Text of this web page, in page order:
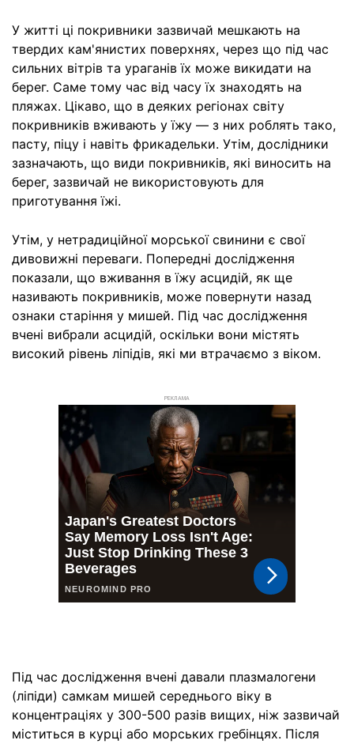
У житті ці покривники зазвичай мешкають на
твердих кам'янистих поверхнях, через що під час
сильних вітрів та ураганів їх може викидати на
берег. Саме тому час від часу їх знаходять на
пляжах. Цікаво, що в деяких регіонах світу
покривників вживають у їжу — з них роблять тако,
пасту, піцу і навіть фрикадельки. Утім, дослідники
зазначають, що види покривників, які виносить на
берег, зазвичай не використовують для
приготування їжі.
Утім, у нетрадиційної морської свинини є свої
дивовижні переваги. Попередні дослідження
показали, що вживання в їжу асцидій, як ще
називають покривників, може повернути назад
ознаки старіння у мишей. Під час дослідження
вчені вибрали асцидій, оскільки вони містять
високий рівень ліпідів, які ми втрачаємо з віком.
РЕКЛАМА
Під час дослідження вчені давали плазмалогени
(ліпіди) самкам мишей середнього віку в
концентраціях у 300-500 разів вищих, ніж зазвичай
міститься в курці або морських гребінцях. Після